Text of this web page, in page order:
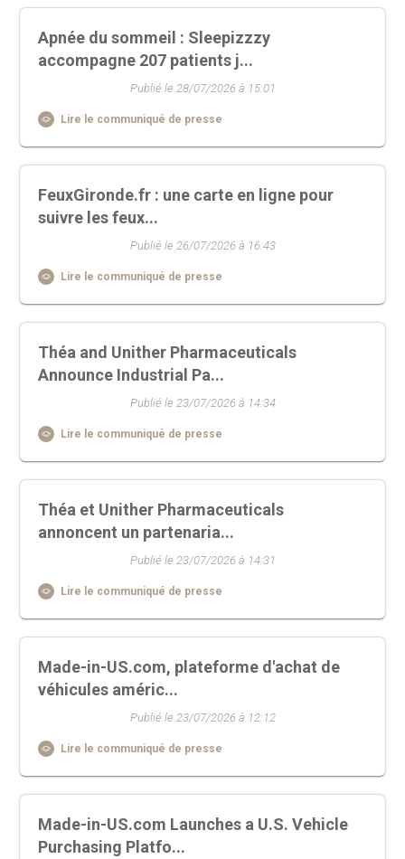
Apnée du sommeil : Sleepizzzy
accompagne 207 patients j...
Publié le 28/07/2026 à 15:01
Lire le communiqué de presse
FeuxGironde.fr : une carte en ligne pour
suivre les feux...
Publié le 26/07/2026 à 16:43
Lire le communiqué de presse
Théa and Unither Pharmaceuticals
Announce Industrial Pa...
Publié le 23/07/2026 à 14:34
Lire le communiqué de presse
Théa et Unither Pharmaceuticals
annoncent un partenaria...
Publié le 23/07/2026 à 14:31
Lire le communiqué de presse
Made-in-US.com, plateforme d'achat de
véhicules améric...
Publié le 23/07/2026 à 12:12
Lire le communiqué de presse
Made-in-US.com Launches a U.S. Vehicle
Purchasing Platfo...